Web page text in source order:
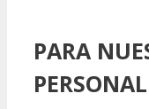
PARA
PERSONAL